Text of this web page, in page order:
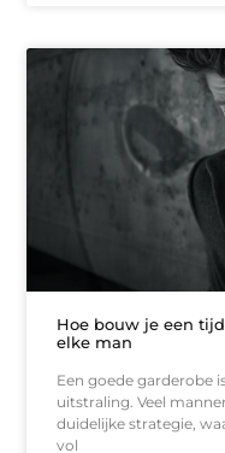
Hoe bouw je een
elke man
Een goede garderobe
uitstraling. Veel
duidelijke strategie,
vol